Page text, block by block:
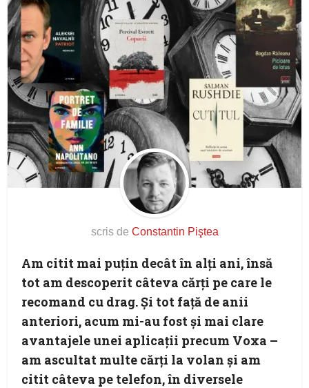
scris de Constantin Piştea
Am citit mai puţin decât în alţi ani, însă
tot am descoperit câteva cărţi pe care le
recomand cu drag. Şi tot faţă de anii
anteriori, acum mi-au fost şi mai clare
avantajele unei aplicaţii precum Voxa –
am ascultat multe cărţi la volan şi am
citit câteva pe telefon, în diversele